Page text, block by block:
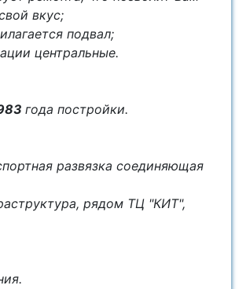
вкус;
подвал;
центральные.
года постройки.
развязка соединяющая
рядом ТЦ "КИТ",